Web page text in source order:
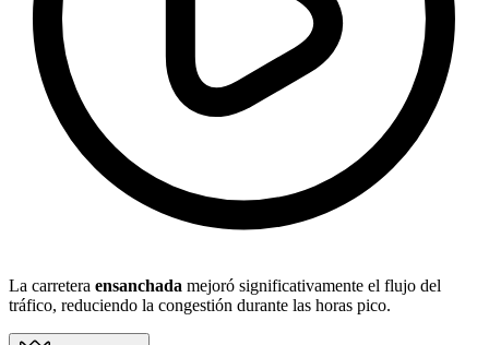
La carretera ensanchada mejoró significativamente el flujo del
tráfico, reduciendo la congestión durante las horas pico.